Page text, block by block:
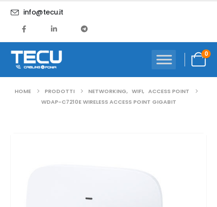
info@tecu.it
0
HOME PRODOTTI NETWORKING, WIFI, ACCESS POINT
WDAP-C7210E WIRELESS ACCESS POINT GIGABIT